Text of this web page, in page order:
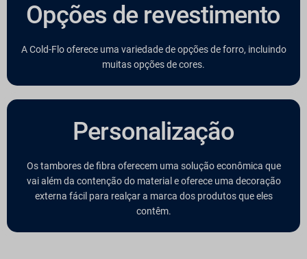
Opções de revestimento
A Cold-Flo oferece uma variedade de opções de forro, incluindo
muitas opções de cores.
Personalização
Os tambores de fibra oferecem uma solução econômica que
vai além da contenção do material e oferece uma decoração
externa fácil para realçar a marca dos produtos que eles
contêm.